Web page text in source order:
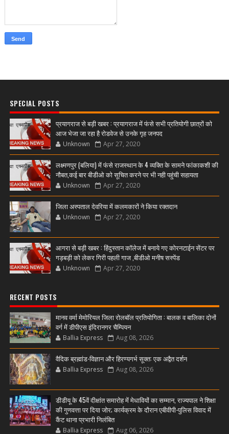
SPECIAL POSTS
प्रयागराज से बड़ी खबर : प्रयागराज में फंसे सभी प्रतियोगी छात्रों को
आज भेजा जा रहा है रोडवेज से उनके गृह जनपद
Unknown Apr 27, 2020
लक्ष्मणपुर (बलिया) में फंसे राजस्थान के 4 व्यक्ति के सामने फांकाकशी की
नौबत,कई बार बीडीओ को सूचित करने पर भी नही पहुंची सहायता
Unknown Apr 27, 2020
जिला अस्पताल देवरिया में कलमकारों ने किया रक्तदान
Unknown Apr 27, 2020
आगरा से बड़ी खबर : हिंदुस्तान कॉलेज में बनाये गए कोरनटाईन सेंटर पर
गड़बड़ी को लेकर गिरी पहली गाज ,बीडीओ मनीष सस्पेंड
Unknown Apr 27, 2020
RECENT POSTS
मानव वर्मा मेमोरियल जिला रोलबॉल प्रतियोगिता : बालक व बालिका दोनों
वर्ग में डीपीएस इंदिरानगर चैम्पियन
Ballia Express Aug 08, 2026
वैदिक ब्रह्मांड-विज्ञान और हिरण्यगर्भ सूक्त: एक अद्वैत दर्शन
Ballia Express Aug 08, 2026
डीडीयू के 45वें दीक्षांत समारोह में मेधावियों का सम्मान, राज्यपाल ने शिक्षा
की गुणवत्ता पर दिया जोर; कार्यक्रम के दौरान एबीवीपी-पुलिस विवाद में
कैंट थाना प्रभारी निलंबित
Ballia Express Aug 06, 2026